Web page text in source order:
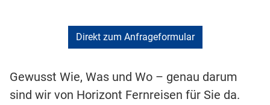
Direkt zum Anfrageformular
Gewusst Wie, Was und Wo – genau darum
sind wir von Horizont Fernreisen für Sie da.